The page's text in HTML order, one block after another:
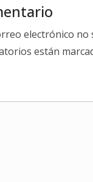
electrónico no
están